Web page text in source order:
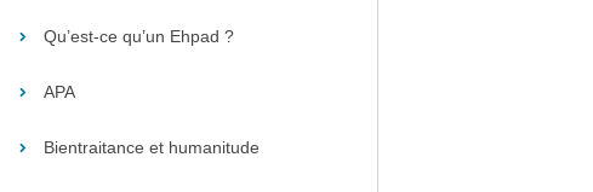
Qu’est-ce qu’un Ehpad ?
APA
Bientraitance et humanitude